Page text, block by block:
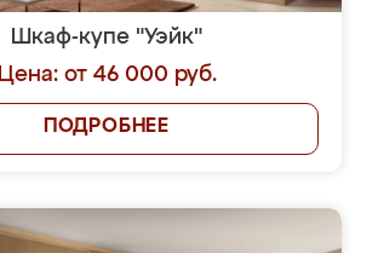
Шкаф-купе "Уэйк"
Цена: от 46 000 руб.
ПОДРОБНЕЕ